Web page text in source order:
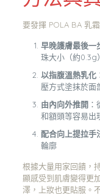
要發揮 POLA BA 乳
早晚護膚最後一
珠大小（約0.3g
以指腹溫熱乳化
壓方式塗抹於面
由內向外推開：
和額頭等容易出
配合向上提拉手
輪廓
根據大量用家回饋，
顯感受到肌膚變得更
澤，上妝也更貼服。